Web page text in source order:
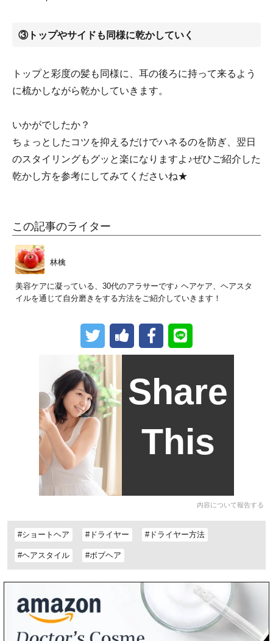
③トップやサイドも同様に乾かしていく
トップと彩度の髪も同様に、耳の後ろに持って来るよう
に梳かしながら乾かしていきます。
いかがでしたか？
ちょっとしたコツを抑えるだけでハネるのを防ぎ、翌日
のスタイリングもグッと楽になりますよ♪ぜひご紹介した
乾かし方を参考にしてみてくださいね★
この記事のライター
林檎
美容ケアに凝っている、30代のアラサーです♪ ヘアケア、ヘアスタ
イルを通じて自分磨きをする方法をご紹介していきます！
Share
This
内容について報告する
#ショートヘア #ドライヤー #ドライヤー方法
#ヘアスタイル #ボブヘア